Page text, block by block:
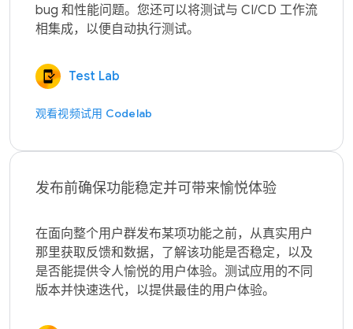
bug 和性能问题。您还可以将测试与 CI/CD 工作流
Test Lab
观看视频试用 Codelab
发布前确保功能稳定并可带来愉悦体验
在面向整个用户群发布某项功能之前，从真实用户
那里获取反馈和数据，了解该功能是否稳定，以及
是否能提供令人愉悦的用户体验。测试应用的不同